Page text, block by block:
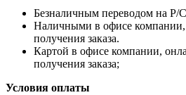
Безналичным переводом на Р/
Наличными в офисе компании,
получения заказа.
Картой в офисе компании,
получения заказа;
Условия оплаты